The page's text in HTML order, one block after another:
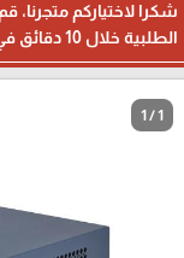
شكرا لاختياركم
الطلبية خلال 10 دقائق في اوقات الدوام ، وبامكانكم ترك ملاحظاتكم اثناء تسجيل بياناتكم في المكان المخصص، شكرا لثقتكم بنا
1 / 1